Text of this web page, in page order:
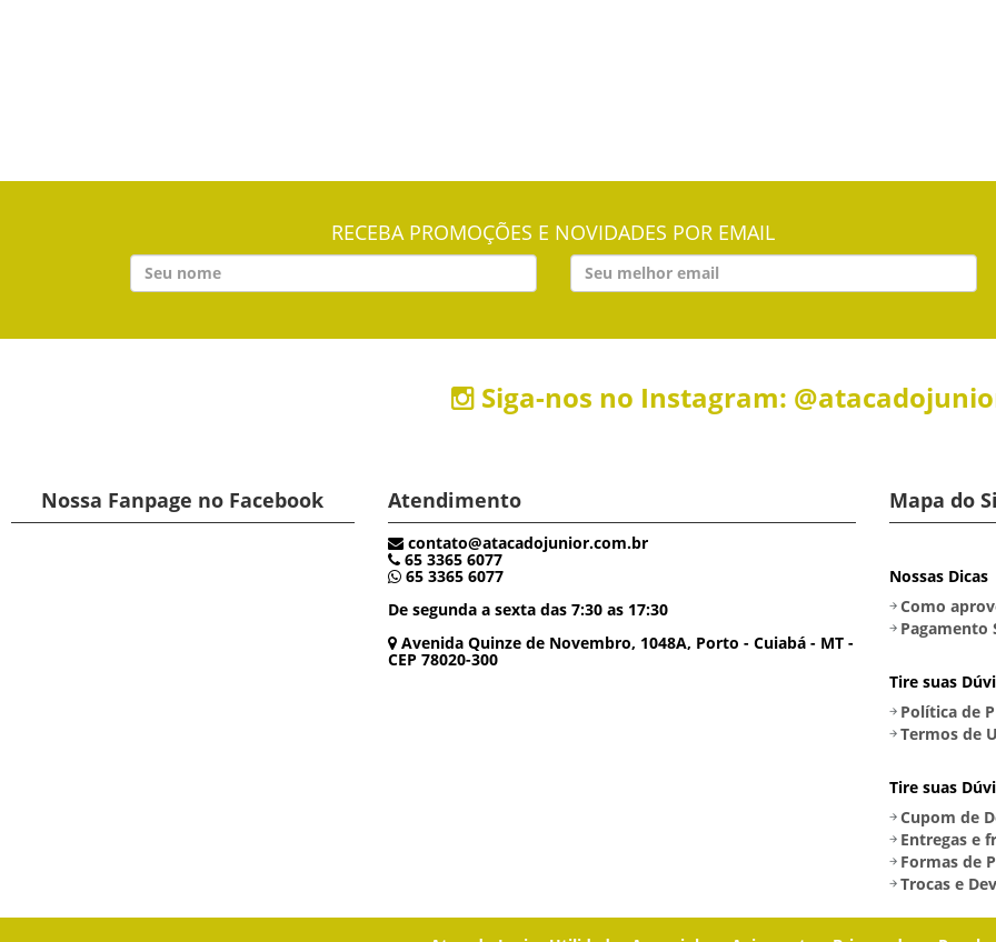
RECEBA PROMOÇÕES E NOVIDADES POR EMAIL
Siga-nos no Instagram:
Nossa Fanpage no Facebook Atendimento
contato@atacadojunior.com.br
65 3365 6077
65 3365 6077
De segunda a sexta das 7:30 as 17:30
Avenida Quinze de Novembro, 1048A, Porto - Cuiabá - MT -
CEP 78020-300
Mapa do
Nossas Dicas
Como
Pagamento
Tire suas
Política de
Termos de
Tire suas
Cupom de
Entregas e
Formas de
Trocas e